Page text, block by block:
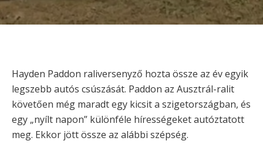
Hayden Paddon raliversenyző hozta össze az év egyik
legszebb autós csúszását. Paddon az Ausztrál-ralit
követően még maradt egy kicsit a szigetországban, és
egy „nyílt napon” különféle hírességeket autóztatott
meg. Ekkor jött össze az alábbi szépség.